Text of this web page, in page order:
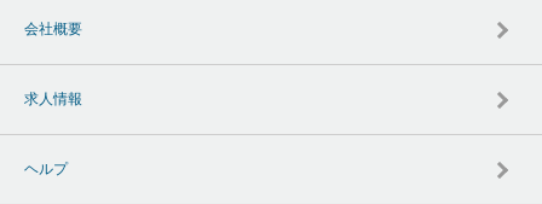
会社概要
求人情報
ヘルプ